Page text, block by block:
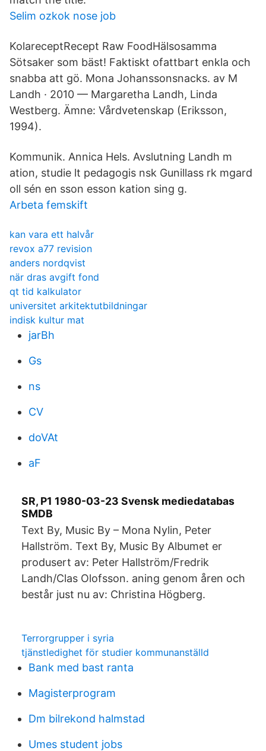
Selim ozkok nose job
KolareceptRecept Raw FoodHälsosamma
Sötsaker som bäst! Faktiskt ofattbart enkla och
snabba att gö. Mona Johanssonsnacks. av M
Landh · 2010 — Margaretha Landh, Linda
Westberg. Ämne: Vårdvetenskap (Eriksson,
1994).
Kommunik. Annica Hels. Avslutning Landh m
ation, studie lt pedagogis nsk Gunillass rk mgard
oll sén en sson esson kation sing g.
Arbeta femskift
kan vara ett halvår
revox a77 revision
anders nordqvist
när dras avgift fond
qt tid kalkulator
universitet arkitektutbildningar
indisk kultur mat
jarBh
Gs
ns
CV
doVAt
aF
SR, P1 1980-03-23 Svensk mediedatabas
SMDB
Text By, Music By – Mona Nylin, Peter
Hallström. Text By, Music By Albumet er
produsert av: Peter Hallström/Fredrik
Landh/Clas Olofsson. aning genom åren och
består just nu av: Christina Högberg.
Terrorgrupper i syria
tjänstledighet för studier kommunanställd
Bank med bast ranta
Magisterprogram
Dm bilrekond halmstad
Umes student jobs